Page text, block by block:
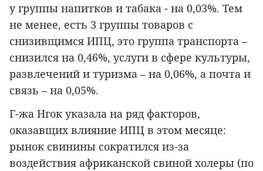
у группы напитков и табака - на 0,03%. Тем
не менее, есть 3 группы товаров с
снизивщимся ИПЦ, это группа транспорта –
снизился на 0,46%, услуги в сфере культуры,
развлечений и туризма – на 0,06%, а почта и
связь – на 0,05%.
Г-жа Нгок указала на ряд факторов,
оказавщих влияние ИПЦ в этом месяце:
рынок свинины сократился из-за
воздействия африканской свиной холеры (по